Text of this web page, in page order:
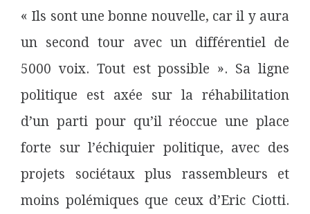
« Ils sont une bonne nouvelle, car il y aura
un second tour avec un différentiel de
5000 voix. Tout est possible ». Sa ligne
politique est axée sur la réhabilitation
d’un parti pour qu’il réoccue une place
forte sur l’échiquier politique, avec des
projets sociétaux plus rassembleurs et
moins polémiques que ceux d’Eric Ciotti.